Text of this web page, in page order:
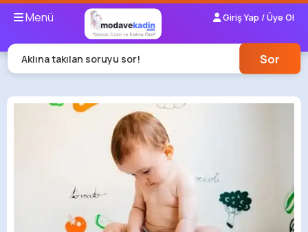
Menü Giriş Yap / Üye Ol
Aklına takılan soruyu sor! Sor